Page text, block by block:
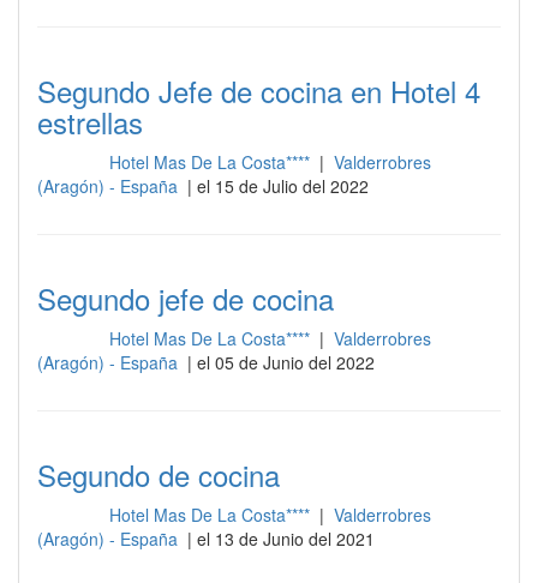
Segundo Jefe de cocina en Hotel 4
estrellas
Hotel Mas De La Costa**** | Valderrobres
(Aragón) - España | el 15 de Julio del 2022
Segundo jefe de cocina
Hotel Mas De La Costa**** | Valderrobres
(Aragón) - España | el 05 de Junio del 2022
Segundo de cocina
Hotel Mas De La Costa**** | Valderrobres
(Aragón) - España | el 13 de Junio del 2021